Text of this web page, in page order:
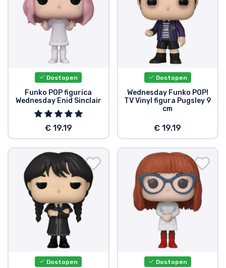
Dostopen
Funko POP figurica
Wednesday Enid Sinclair
€ 19.19
Dostopen
Wednesday Funko POP!
TV Vinyl figura Pugsley 9
cm
€ 19.19
Dostopen Dostopen